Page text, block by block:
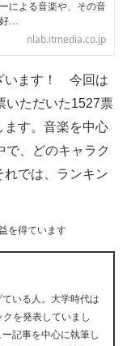
による音楽や、その音
好…
nlab.itmedia.co.jp
います！ 今回は
いただいた1527票
ます。音楽を中心
で、どのキャラク
れでは、ランキン
を得ています
いる人。大学時代は
を発表していまし
記事を中心に執筆し